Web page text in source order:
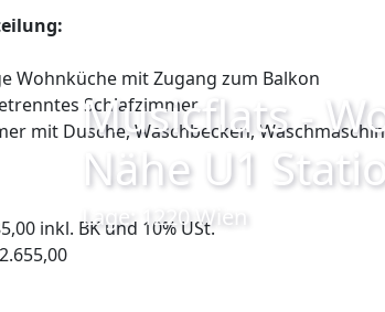
Musicflats -
Nähe U1
Lage: 1220 Wien
Wohnküche mit Zugang zum Balkon
Schlafzimmer
mit Dusche, Waschbecken,
inkl. BK und 10% USt.